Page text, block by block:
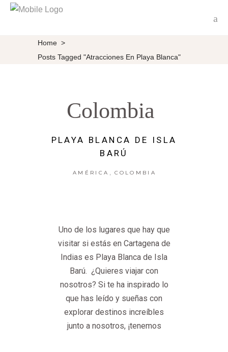
Home >
Posts Tagged "atracciones En Playa Blanca"
Colombia
PLAYA BLANCA DE ISLA
BARÚ
AMÉRICA COLOMBIA
Uno de los lugares que hay que
visitar si estás en Cartagena de
Indias es Playa Blanca de Isla
Barú. ¿Quieres viajar con
nosotros? Si te ha inspirado lo
que has leído y sueñas con
explorar destinos increíbles
junto a nosotros, ¡tenemos